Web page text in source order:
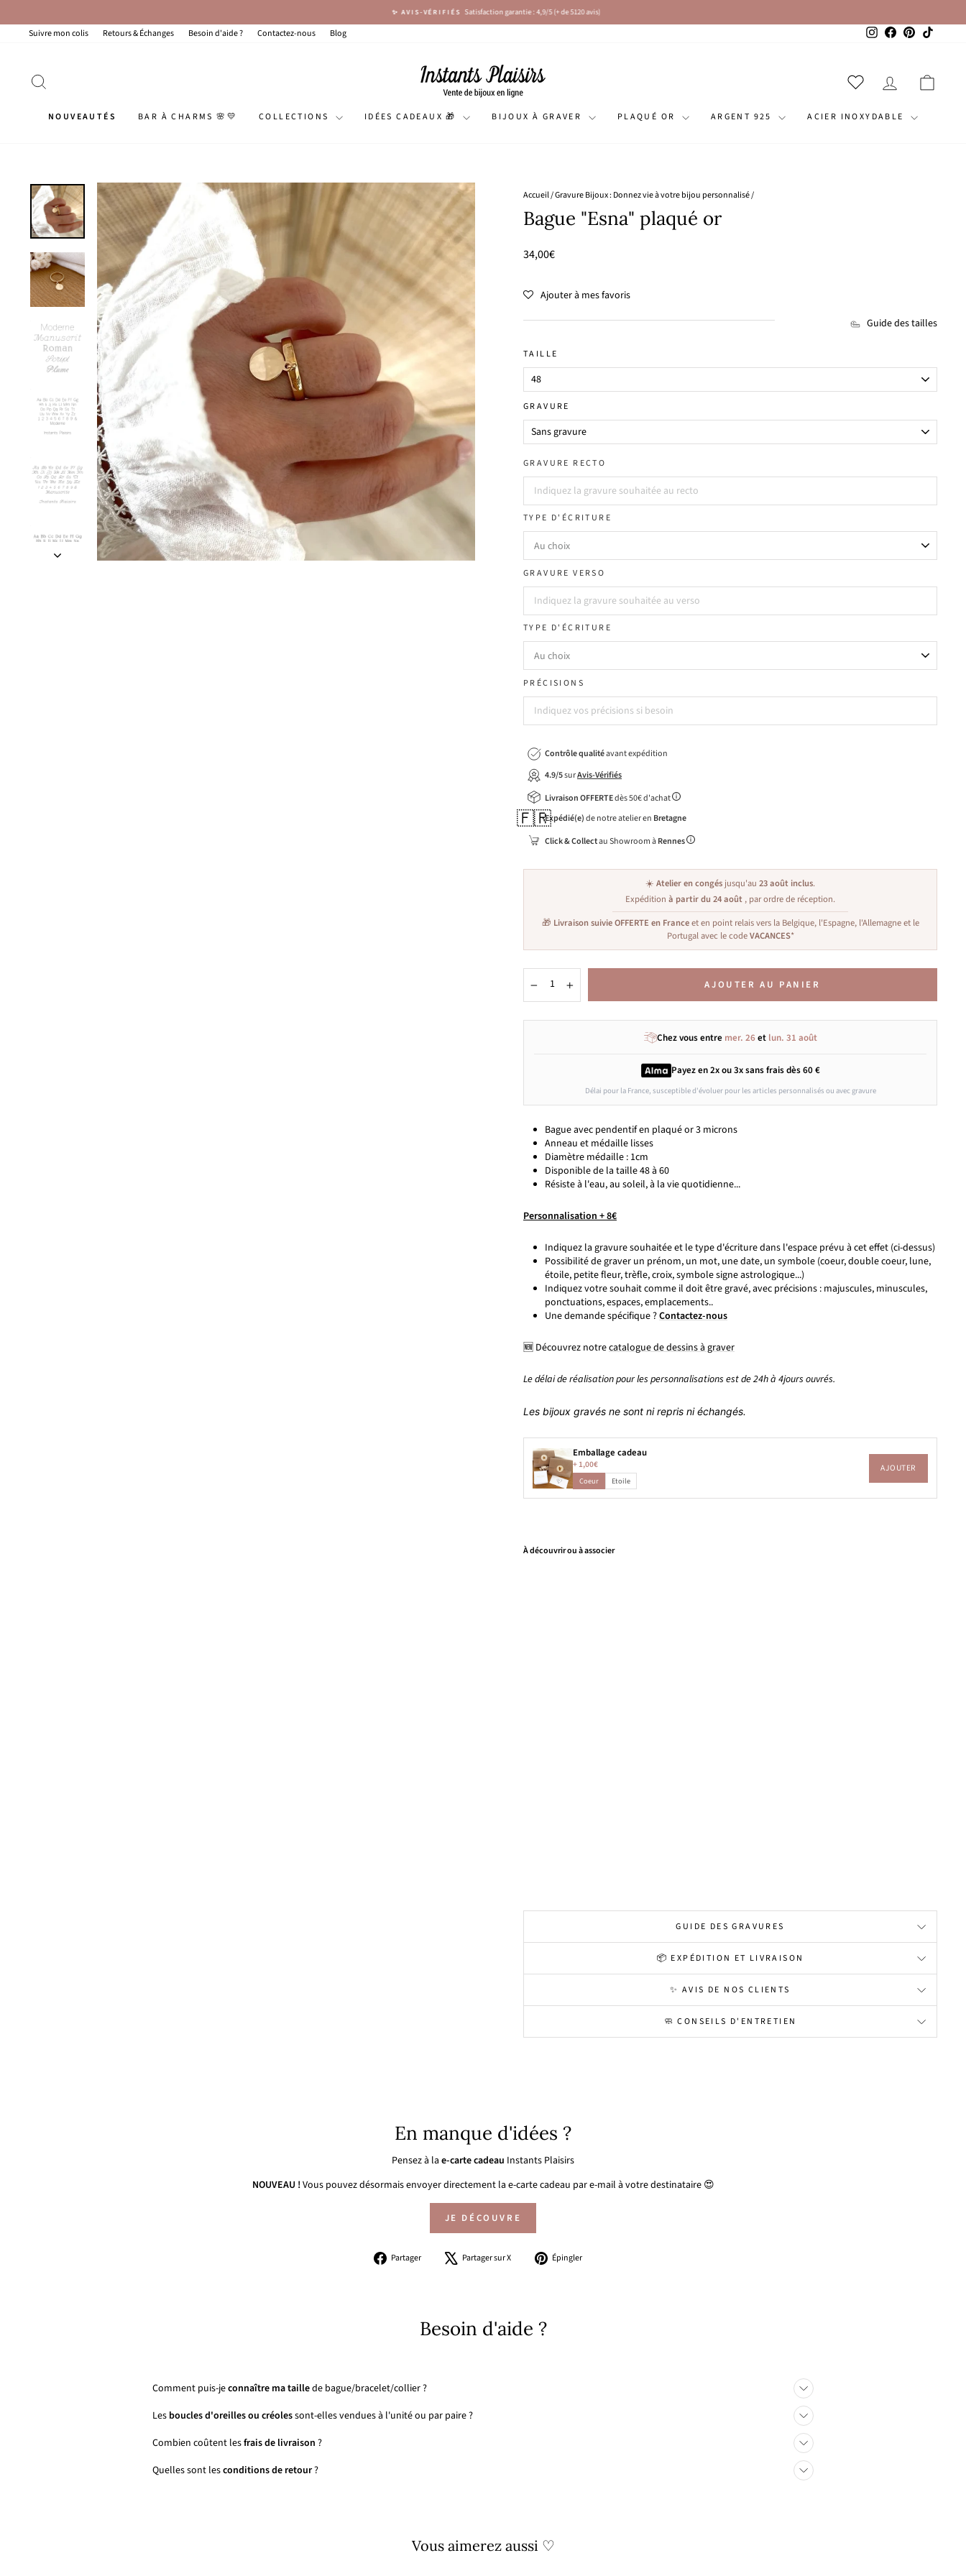
contenu
Diaporama
✨ AVIS-VÉRIFIÉS Satisfaction garantie : 4,9/5 (+ de 5120 avis)
Suivre mon colis Retours & Échanges Besoin d'aide ? Contactez-nous Blog InstagramFacebook
Pinterest
SE
NOUVEAUTÉS BAR À CHARMS 🌸💛 COLLECTIONS IDÉES CADEAUX 🎁 BIJOUX À GRAVER PLAQUÉ OR ARGENT 925 ACIER INOXYDABLE
Accueil/Gravure Bijoux : Donnez vie à votre bijou personnalisé/
Bague "Esna" plaqué or
Prix
34,00€
Ajouter à mes favoris
Guide des tailles
TAILLE
GRAVURE
GRAVURE RECTO
TYPE D'ÉCRITURE
GRAVURE VERSO
TYPE D'ÉCRITURE
PRÉCISIONS
Contrôle qualitéavant expédition
4.9/5surAvis-Vérifiés
Livraison OFFERTEdès 50€ d'achat
🇫🇷Expédié(e)de notre atelier en Bretagne
Click & Collectau Showroom àRennes
☀️ Atelier en congés jusqu'au 23 août inclus.
Expédition à partir du 24 août , par ordre de réception.
🎁 Livraison suivie OFFERTE en Franceet en point relais vers la Belgique, l'Espagne, l'Allemagne et le
Portugal avec le codeVACANCES*
+
AJOUTER AU PANIER
Chez vous entre mer. 26et lun. 31 août
Payez en 2x ou 3xsans fraisdès 60 €
Délai pour la France, susceptible d'évoluer pour les articles personnalisés ou avec gravure
Bague avec pendentif en plaqué or 3 microns
Anneau et médaille lisses
Diamètre médaille : 1cm
Disponible de la taille 48 à 60
Résiste à l'eau, au soleil, à la vie quotidienne...
Personnalisation + 8€
Indiquez la gravure souhaitée et le type d'écriture dans l'espace prévu à cet effet (ci-dessus)
Possibilité de graver un prénom, un mot, une date, un symbole (coeur, double coeur, lune,
étoile, petite fleur, trèfle, croix, symbole signe astrologique...)
Indiquez votre souhait comme il doit être gravé, avec précisions : majuscules, minuscules,
ponctuations, espaces, emplacements..
Une demande spécifique ?Contactez-nous
🆕 Découvrez notrecatalogue de dessins à graver
Le délai de réalisation pour les personnalisations est de 24h à 4jours ouvrés.
Les bijoux gravés ne sont ni repris ni échangés.
Emballage cadeau
+1,00€
Coeur Etoile
AJOUTER
À découvrir ou à associer
GUIDE DES GRAVURES
📦 EXPÉDITION ET LIVRAISON
✨ AVIS DE NOS CLIENTS
🧼 CONSEILS D'ENTRETIEN
En manque d'idées ?
Pensez à la e-carte cadeau Instants Plaisirs
NOUVEAU !Vous pouvez désormais envoyer directement la e-carte cadeau par e-mail à votre destinataire 😍
JE DÉCOUVRE
Partager
PartagerPartager sur X
TweeterÉpingler
Besoin d'aide ?
Comment puis-jeconnaître ma taillede bague/bracelet/collier ?
Les boucles d'oreilles ou créolessont-elles vendues à l'unité ou par paire ?
Combien coûtent lesfrais de livraison ?
Quelles sont lesconditions de retour?
Vous aimerez aussi ♡